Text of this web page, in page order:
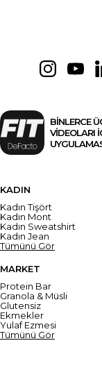
BİNLERCE
VİDEOLARI
KADIN
Kadın Tişört
Kadın Mont
Kadın Sweatshirt
Kadın Jean
Tümünü Gör
MARKET
Protein Bar
Granola & Müsli
Glutensiz
Ekmekler
Yulaf Ezmesi
Tümünü Gör